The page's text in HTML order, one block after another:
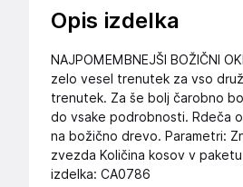
Opis izdelka
NAJPOMEMBNEJŠI BOŽIČNI
zelo vesel trenutek za vso
trenutek. Za še bolj čarobno
do vsake podrobnosti. Rdeča
na božično drevo. Parametri:
zvezda Količina kosov v
izdelka: CA0786